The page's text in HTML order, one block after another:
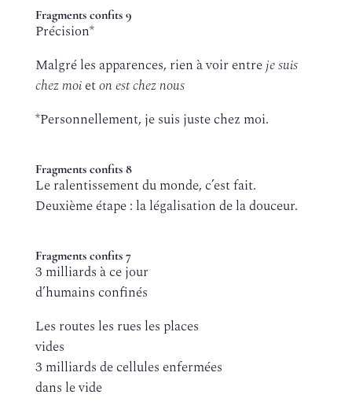
Fragments confits 9
Précision*
Malgré les apparences, rien à voir entreje suis
chez moieton est chez nous
*Personnellement, je suis juste chez moi.
Fragments confits 8
Le ralentissement du monde, c’est fait.
Deuxième étape : la légalisation de la douceur.
Fragments confits 7
3 milliards à ce jour
d’humains confinés
Les routes les rues les places
vides
3 milliards de cellules enfermées
dans le vide